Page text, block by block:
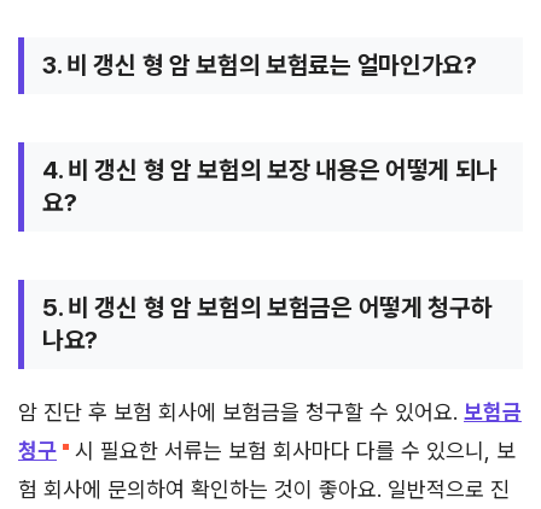
3. 비 갱신 형 암 보험의 보험료는 얼마인가요?
4. 비 갱신 형 암 보험의 보장 내용은 어떻게 되나
요?
5. 비 갱신 형 암 보험의 보험금은 어떻게 청구하
나요?
암 진단 후 보험 회사에 보험금을 청구할 수 있어요. 보험금
청구
시 필요한 서류는 보험 회사마다 다를 수 있으니, 보
험 회사에 문의하여 확인하는 것이 좋아요. 일반적으로 진